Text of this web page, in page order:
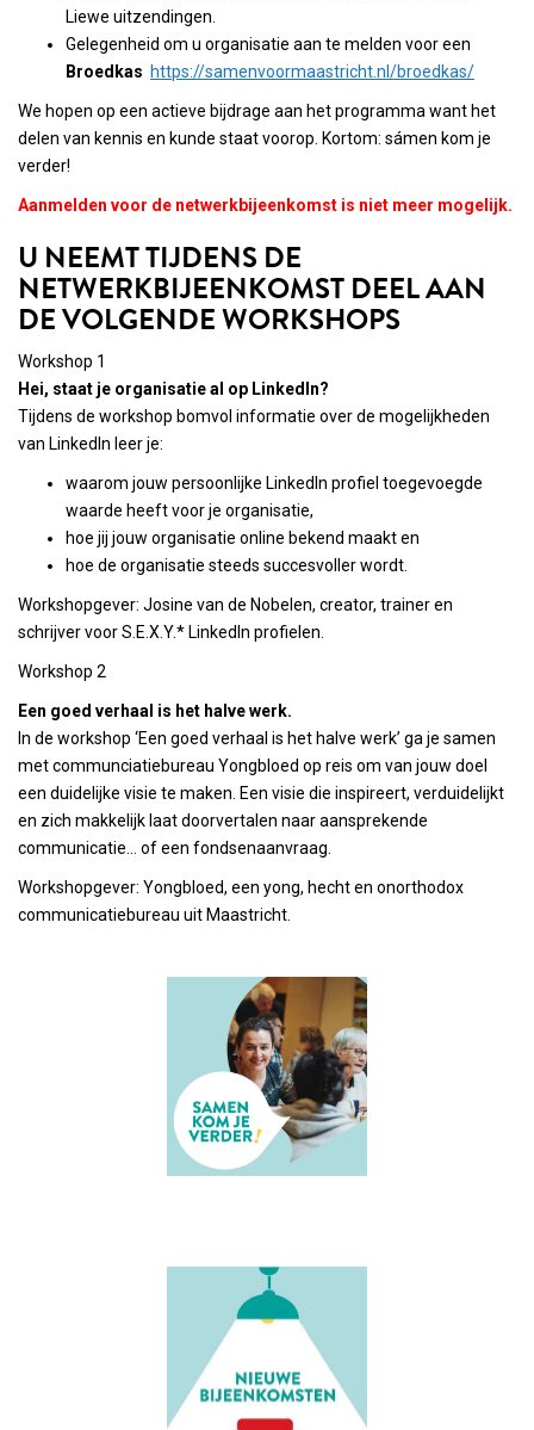
Liewe uitzendingen.
Gelegenheid om u organisatie aan te melden voor een
Broedkas https://samenvoormaastricht.nl/broedkas/
We hopen op een actieve bijdrage aan het programma want het
delen van kennis en kunde staat voorop. Kortom: sámen kom je
verder!
Aanmelden voor de netwerkbijeenkomst is niet meer mogelijk.
U NEEMT TIJDENS DE
NETWERKBIJEENKOMST DEEL AAN
DE VOLGENDE WORKSHOPS
Workshop 1
Hei, staat je organisatie al op LinkedIn?
Tijdens de workshop bomvol informatie over de mogelijkheden
van LinkedIn leer je:
waarom jouw persoonlijke LinkedIn profiel toegevoegde
waarde heeft voor je organisatie,
hoe jij jouw organisatie online bekend maakt en
hoe de organisatie steeds succesvoller wordt.
Workshopgever: Josine van de Nobelen, creator, trainer en
schrijver voor S.E.X.Y.* LinkedIn profielen.
Workshop 2
Een goed verhaal is het halve werk.
In de workshop ‘Een goed verhaal is het halve werk’ ga je samen
met communciatiebureau Yongbloed op reis om van jouw doel
een duidelijke visie te maken. Een visie die inspireert, verduidelijkt
en zich makkelijk laat doorvertalen naar aansprekende
communicatie… of een fondsenaanvraag.
Workshopgever: Yongbloed, een yong, hecht en onorthodox
communicatiebureau uit Maastricht.